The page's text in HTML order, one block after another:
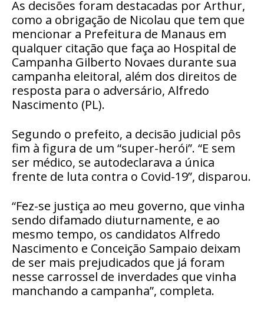
As decisões foram destacadas por Arthur,
como a obrigação de Nicolau que tem que
mencionar a Prefeitura de Manaus em
qualquer citação que faça ao Hospital de
Campanha Gilberto Novaes durante sua
campanha eleitoral, além dos direitos de
resposta para o adversário, Alfredo
Nascimento (PL).
Segundo o prefeito, a decisão judicial pôs
fim à figura de um “super-herói”. “E sem
ser médico, se autodeclarava a única
frente de luta contra o Covid-19”, disparou.
“Fez-se justiça ao meu governo, que vinha
sendo difamado diuturnamente, e ao
mesmo tempo, os candidatos Alfredo
Nascimento e Conceição Sampaio deixam
de ser mais prejudicados que já foram
nesse carrossel de inverdades que vinha
manchando a campanha”, completa.